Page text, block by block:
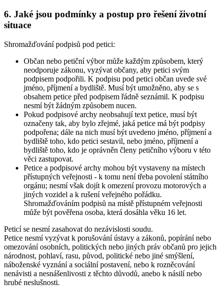
6. Jaké jsou podmínky a postup pro řešení životní
situace
Shromažďování podpisů pod petici:
Občan nebo petiční výbor může každým způsobem, který
neodporuje zákonu, vyzývat občany, aby petici svým
podpisem podpořili. K podpisu pod petici občan uvede své
jméno, příjmení a bydliště. Musí být umožněno, aby se s
obsahem petice před podpisem řádně seznámil. K podpisu
nesmí být žádným způsobem nucen.
Pokud podpisové archy neobsahují text petice, musí být
označeny tak, aby bylo zřejmé, jaká petice má být podpisy
podpořena; dále na nich musí být uvedeno jméno, příjmení a
bydliště toho, kdo petici sestavil, nebo jméno, příjmení a
bydliště toho, kdo je oprávněn členy petičního výboru v této
věci zastupovat.
Petice a podpisové archy mohou být vystaveny na místech
přístupných veřejnosti - k tomu není třeba povolení státního
orgánu; nesmí však dojít k omezení provozu motorových a
jiných vozidel a k rušení veřejného pořádku.
Shromažďováním podpisů na místě přístupném veřejnosti
může být pověřena osoba, která dosáhla věku 16 let.
Peticí se nesmí zasahovat do nezávislosti soudu.
Petice nesmí vyzývat k porušování ústavy a zákonů, popírání nebo
omezování osobních, politických nebo jiných práv občanů pro jejich
národnost, pohlaví, rasu, původ, politické nebo jiné smýšlení,
náboženské vyznání a sociální postavení, nebo k rozněcování
nenávisti a nesnášenlivosti z těchto důvodů, anebo k násilí nebo
hrubé neslušnosti.